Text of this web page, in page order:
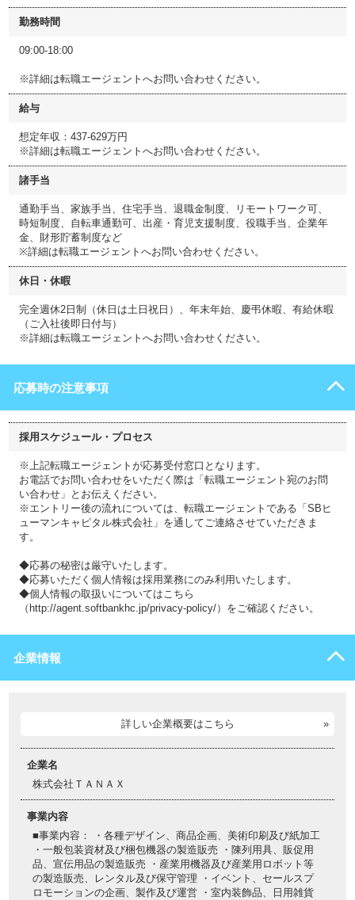
勤務時間
09:00-18:00
※詳細は転職エージェントへお問い合わせください。
給与
想定年収：437-629万円
※詳細は転職エージェントへお問い合わせください。
諸手当
通勤手当、家族手当、住宅手当、退職金制度、リモートワーク可、
時短制度、自転車通勤可、出産・育児支援制度、役職手当、企業年
金、財形貯蓄制度など
※詳細は転職エージェントへお問い合わせください。
休日・休暇
完全週休2日制（休日は土日祝日）、年末年始、慶弔休暇、有給休暇
（ご入社後即日付与）
※詳細は転職エージェントへお問い合わせください。
応募時の注意事項
採用スケジュール・プロセス
※上記転職エージェントが応募受付窓口となります。
お電話でお問い合わせをいただく際は「転職エージェント宛のお問
い合わせ」とお伝えください。
※エントリー後の流れについては、転職エージェントである「SBヒ
ューマンキャピタル株式会社」を通してご連絡させていただきま
す。
◆応募の秘密は厳守いたします。
◆応募いただく個人情報は採用業務にのみ利用いたします。
◆個人情報の取扱いについてはこちら
（http://agent.softbankhc.jp/privacy-policy/）をご確認ください。
企業情報
詳しい企業概要はこちら
企業名
株式会社ＴＡＮＡＸ
事業内容
■事業内容： ・各種デザイン、商品企画、美術印刷及び紙加工
・一般包装資材及び梱包機器の製造販売 ・陳列用具、販促用
品、宣伝用品の製造販売 ・産業用機器及び産業用ロボット等
の製造販売、レンタル及び保守管理 ・イベント、セールスプ
ロモーションの企画、製作及び運営 ・室内装飾品、日用雑貨